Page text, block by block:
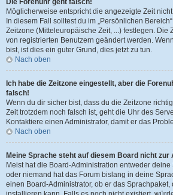
Die Forenuhr geht falsch!
Möglicherweise entspricht die angezeigte Zeit
In diesem Fall solltest du im „Persönlichen
Zeitzone (Mitteleuropäische Zeit, ...) festlegen. Die
von registrierten Benutzern geändert werden.
bist, ist dies ein guter Grund, dies jetzt zu tun.
Nach oben
Ich habe die Zeitzone eingestellt, aber die
falsch!
Wenn du dir sicher bist, dass du die Zeitzone
Zeit trotzdem noch falsch ist, geht die Uhr des
Kontaktiere einen Administrator, damit er das
Nach oben
Meine Sprache steht auf diesem Board nicht zur
Meist hat die Board-Administration entweder
oder niemand hat das Forum bislang in deine
einen Board-Administrator, ob er das Sprachpaket,